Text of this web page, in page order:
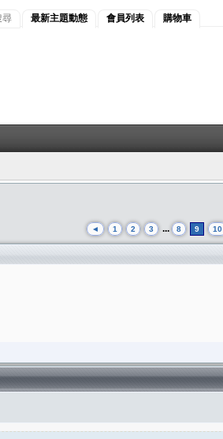
尋 最新主題動態 會員列表 購物車
◄ 1 2 3 ... 8 9 10